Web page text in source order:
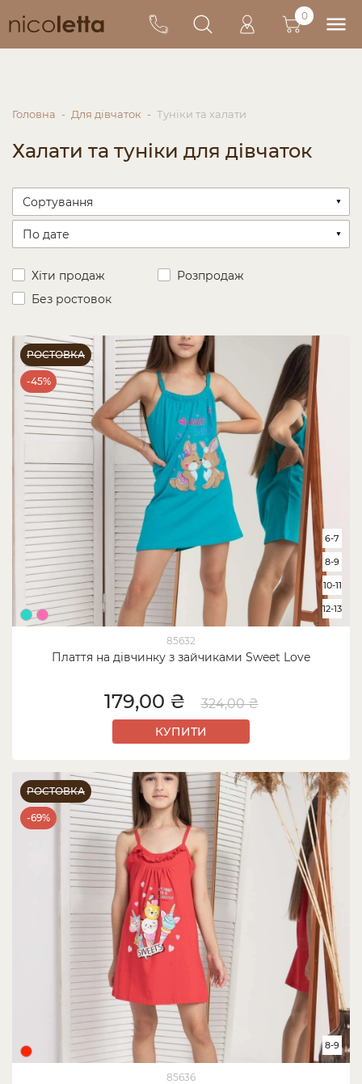
0
Головна Для дівчаток Туніки та халати
Халати та туніки для дівчаток
Хіти продаж
Розпродаж
Без ростовок
РОСТОВКА
-45%
85632
Плаття на дівчинку з зайчиками Sweet Love
6-7
8-9
10-11
12-13
179,00 ₴ 324,00 ₴
КУПИТИ
РОСТОВКА
-69%
85636
8-9